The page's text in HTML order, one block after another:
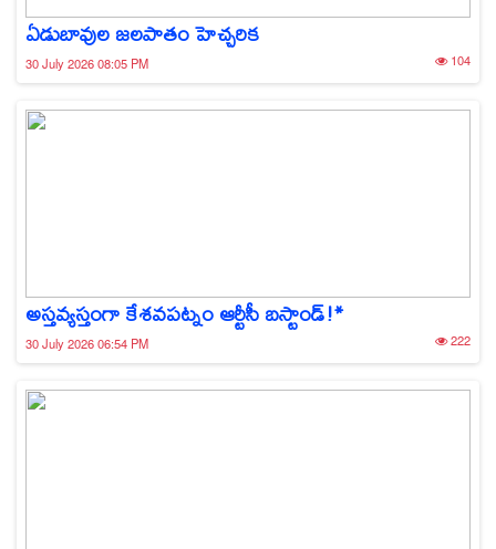
ఏడుబావుల జలపాతం హెచ్చరిక
30 July 2026 08:05 PM 104
అస్తవ్యస్తంగా కేశవపట్నం ఆర్టీసీ బస్టాండ్!*
30 July 2026 06:54 PM 222